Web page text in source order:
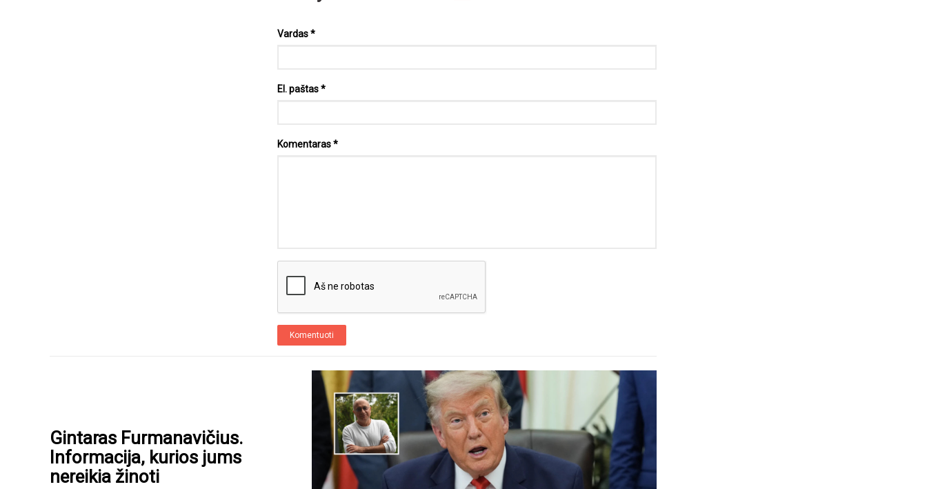
Vardas*
El. paštas*
Komentaras*
Komentuoti
Gintaras Furmanavičius.
Informacija, kurios jums
nereikia žinoti